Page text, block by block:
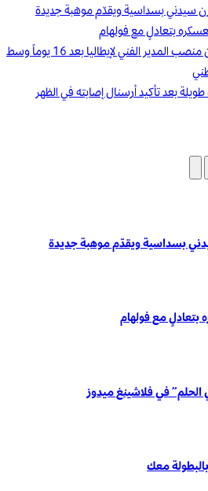
بسداسية ويقدّم موهبة جديدة
بتعادلٍ مع فولهام
باولو مالديني يستقيل من منصب المدير الفني لإيطاليا بعد 16 يوماً وسط
بعد تأكيد أرسنال إصابته في الظهر
بسداسية ويقدّم موهبة جديدة
بتعادلٍ مع فولهام
الحلم” في فلاشينغ ميدوز
معك